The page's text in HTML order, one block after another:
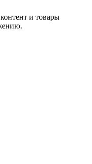
и товары